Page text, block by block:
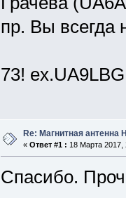
пр. Вы всегда
73!
Re: Магнитная антенна
« Ответ #1 : 18 Марта 2017,
Спасибо.